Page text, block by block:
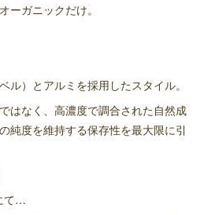
ーガニックだけ。
ル）とアルミを採用したスタイル。
はなく、高濃度で調合された自然成
純度を維持する保存性を最大限に引
て…